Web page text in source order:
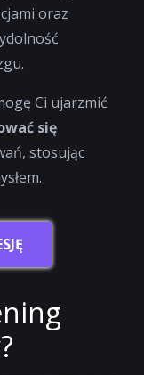
oraz
Ci ujarzmić
się
stosując